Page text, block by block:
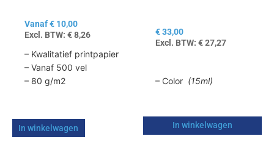
Vanaf€ 10,00
Excl. BTW: €8,26
– Kwalitatief printpapier
– Vanaf 500 vel
– 80 g/m2
In winkelwagen
productpagina
€33,00
Excl. BTW: €27,27
– Color (15ml)
In winkelwagen